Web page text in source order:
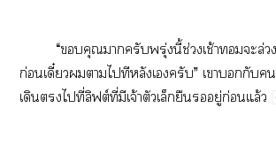
“​​​​ุ่​ี้​ช่​ช้​​ล่
ก่ี๋
​​​ี่​ฟต์​ี่​​จ้​​​​​ู่​ก่​ล้